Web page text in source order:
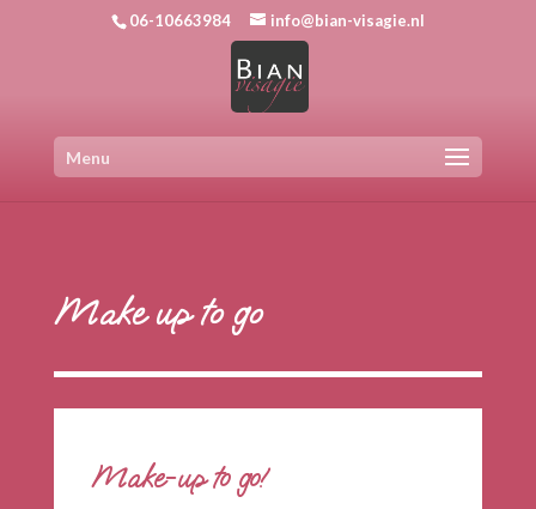
06-10663984 info@bian-visagie.nl
Menu
Make up to go
Make-up to go!